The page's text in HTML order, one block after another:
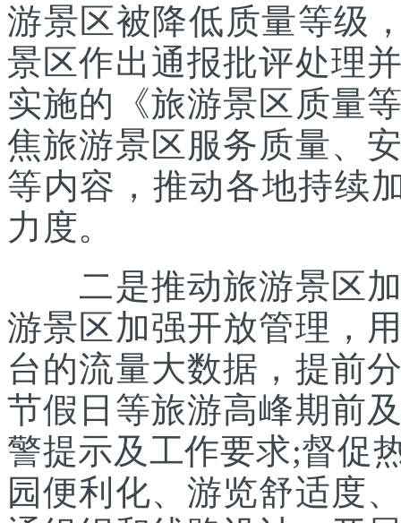
游景区被降低质量等级
景区作出通报批评处理
实施的《旅游景区质量
焦旅游景区服务质量、
等内容，推动各地持续
力度。
二是推动旅游景区加
游景区加强开放管理，
台的流量大数据，提前
节假日等旅游高峰期前
警提示及工作要求;督促
园便利化、游览舒适度